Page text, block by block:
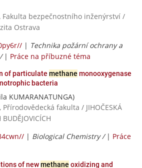
Fakulta bezpečnostního inženýrství /
Ostrava
| Technika požární ochrany a
| Práce na příbuzné téma
of particulate methane monooxygenase
bacteria
KUMARANATUNGA)
fakulta / JIHOČESKÁ
| Biological Chemistry / | Práce
of newmethane oxidizing and